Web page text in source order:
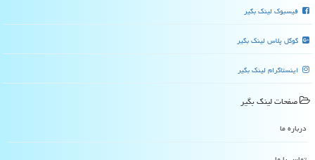
فیسبوک لینک بگیر
گوگل پلاس لینک بگیر
اینستاگرام لینک بگیر
صفحات لینك بگیر
درباره ما